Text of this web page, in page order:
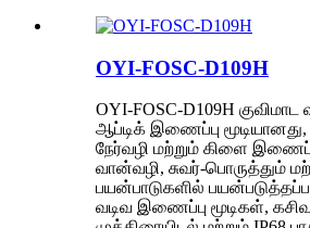
OYI-FOSC-D109H
OYI-FOSC-D109H குவிமாட
ஆப்டிக் இணைப்பு
நேர்வழி மற்றும் கிளை
வான்வழி, சுவர்-பொருத்தும்
பயன்பாடுகளில்
வடிவ இணைப்பு மூடிகள்,